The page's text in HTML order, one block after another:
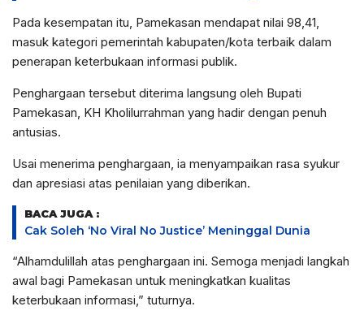
Pada kesempatan itu, Pamekasan mendapat nilai 98,41,
masuk kategori pemerintah kabupaten/kota terbaik dalam
penerapan keterbukaan informasi publik.
Penghargaan tersebut diterima langsung oleh Bupati
Pamekasan, KH Kholilurrahman yang hadir dengan penuh
antusias.
Usai menerima penghargaan, ia menyampaikan rasa syukur
dan apresiasi atas penilaian yang diberikan.
BACA JUGA :
Cak Soleh ‘No Viral No Justice’ Meninggal Dunia
“Alhamdulillah atas penghargaan ini. Semoga menjadi langkah
awal bagi Pamekasan untuk meningkatkan kualitas
keterbukaan informasi,” tuturnya.